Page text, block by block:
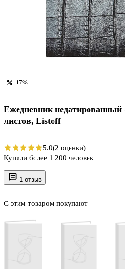
1 отзыв
С этим товаром покупают
-17%
Ежедневник недатированный
листов, Listoff
5.0(2 оценки)
Купили более 1 200 человек